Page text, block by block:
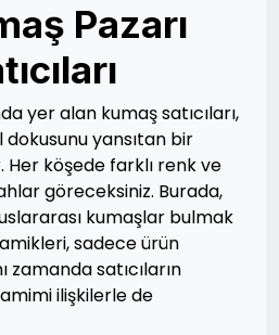
Pazarı
yer alan kumaş satıcıları,
yansıtan bir
Her köşede farklı renk ve
göreceksiniz. Burada,
kumaşlar bulmak
sadece ürün
zamanda satıcıların
ilişkilerle de